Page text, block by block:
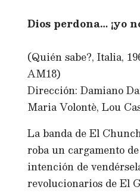
Dios perdona… ¡yo
(Quién sabe?, Italia,
AM18)
Dirección: Damiano
Maria Volontè, Lou
La banda de El
roba un cargamento
intención de
revolucionarios de El